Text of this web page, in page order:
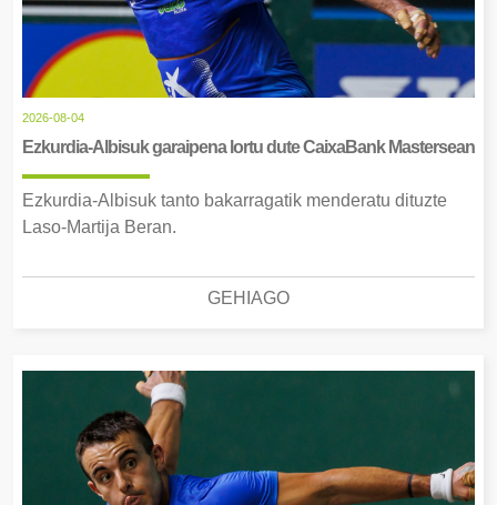
2026-08-04
Ezkurdia-Albisuk garaipena lortu dute CaixaBank Mastersean
Ezkurdia-Albisuk tanto bakarragatik menderatu dituzte
Laso-Martija Beran.
GEHIAGO